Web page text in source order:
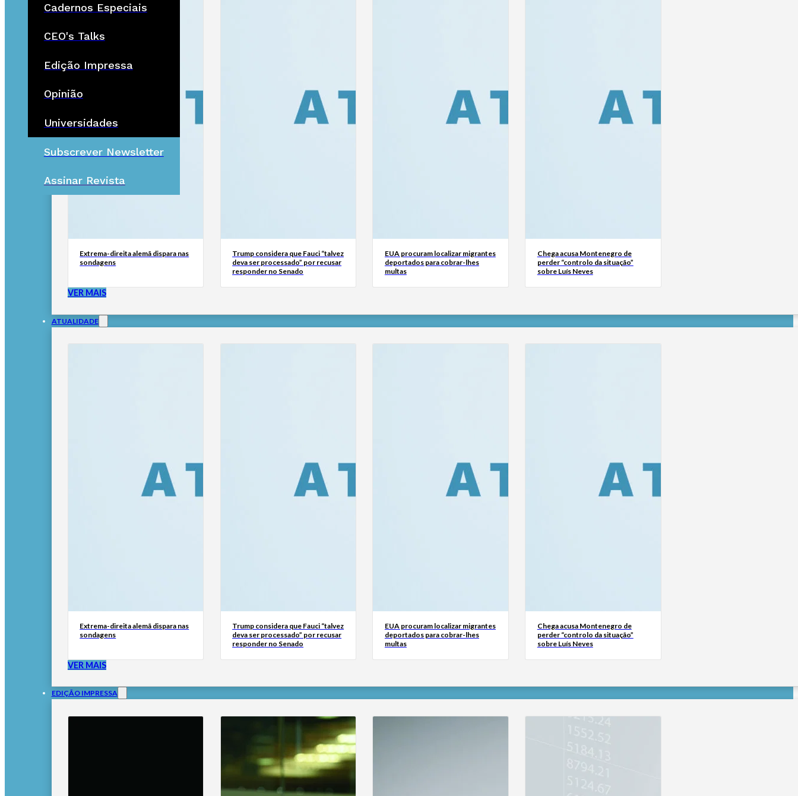
Cadernos Especiais
CEO's Talks
Edição Impressa
Opinião
Universidades
Subscrever Newsletter
Assinar Revista
Extrema-direita alemã dispara nas
sondagens
Trump considera que Fauci “talvez
deva ser processado” por recusar
responder no Senado
EUA procuram localizar migrantes
deportados para cobrar-lhes
multas
Chega acusa Montenegro de
perder “controlo da situação”
sobre Luís Neves
VER MAIS
ATUALIDADE
Extrema-direita alemã dispara nas
sondagens
Trump considera que Fauci “talvez
deva ser processado” por recusar
responder no Senado
EUA procuram localizar migrantes
deportados para cobrar-lhes
multas
Chega acusa Montenegro de
perder “controlo da situação”
sobre Luís Neves
VER MAIS
EDIÇÃO IMPRESSA